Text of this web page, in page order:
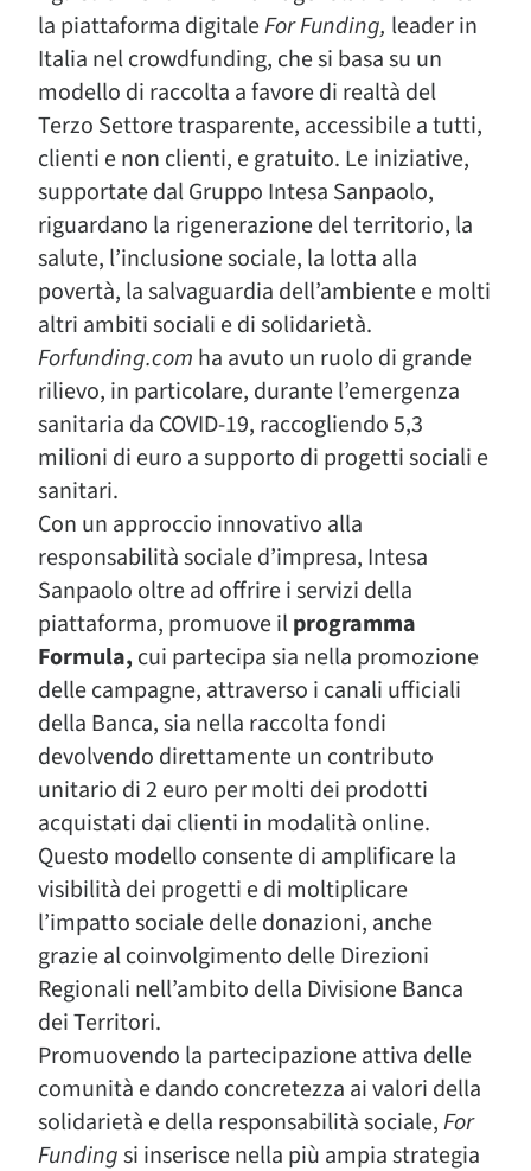
la piattaforma digitaleFor Funding, leader in
Italia nel crowdfunding, che si basa su un
modello di raccolta a favore di realtà del
Terzo Settore trasparente, accessibile a tutti,
clienti e non clienti, e gratuito. Le iniziative,
supportate dal Gruppo Intesa Sanpaolo,
riguardano la rigenerazione del territorio, la
salute, l’inclusione sociale, la lotta alla
povertà, la salvaguardia dell’ambiente e molti
altri ambiti sociali e di solidarietà.
Forfunding.com ha avuto un ruolo di grande
rilievo, in particolare, durante l’emergenza
sanitaria da COVID-19, raccogliendo 5,3
milioni di euro a supporto di progetti sociali e
sanitari.
Con un approccio innovativo alla
responsabilità sociale d’impresa, Intesa
Sanpaolo oltre ad offrire i servizi della
piattaforma, promuove ilprogramma
Formula, cui partecipa sia nella promozione
delle campagne, attraverso i canali ufficiali
della Banca, sia nella raccolta fondi
devolvendo direttamente un contributo
unitario di 2 euro per molti dei prodotti
acquistati dai clienti in modalità online.
Questo modello consente di amplificare la
visibilità dei progetti e di moltiplicare
l’impatto sociale delle donazioni, anche
grazie al coinvolgimento delle Direzioni
Regionali nell’ambito della Divisione Banca
dei Territori.
Promuovendo la partecipazione attiva delle
comunità e dando concretezza ai valori della
solidarietà e della responsabilità sociale,For
Fundingsi inserisce nella più ampia strategia